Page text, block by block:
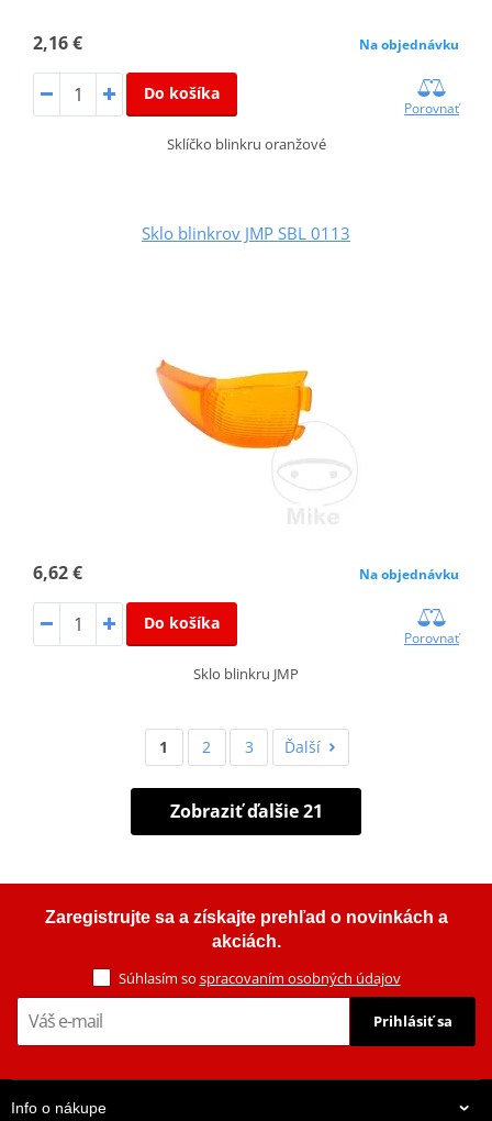
2,16 € Na objednávku
Do košíka
Porovnať
Sklíčko blinkru oranžové
Sklo blinkrov JMP SBL 0113
6,62 € Na objednávku
Do košíka
Porovnať
Sklo blinkru JMP
1 2 3 Ďalší
Zobraziť ďalšie 21
Zaregistrujte sa a získajte prehľad o novinkách a
akciách.
Súhlasím so spracovaním osobných údajov
Prihlásiť sa
Info o nákupe